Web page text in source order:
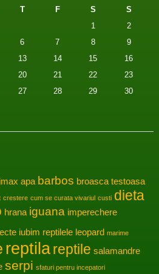
T F S
S
1
2
6 7 8
9
13 14 15
16
20 21 22
23
27 28 29
30
apa barbos broasca testoasa
crestere cum se curata vivariul custi dieta
hrana iguana imperechere
iubim reptilele leopard marime
reptilareptile salamandre
serpi sfaturi pentru incepatori